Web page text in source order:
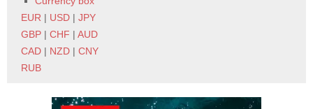
EUR | USD | JPY
GBP | CHF | AUD
CAD | NZD | CNY
RUB